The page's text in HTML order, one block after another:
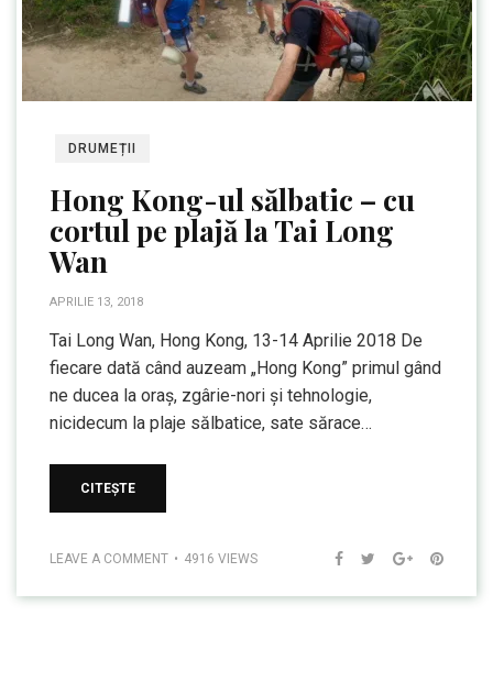
DRUMEȚII
Hong Kong-ul sălbatic – cu
cortul pe plajă la Tai Long
Wan
APRILIE 13, 2018
Tai Long Wan, Hong Kong, 13-14 Aprilie 2018 De
fiecare dată când auzeam „Hong Kong” primul gând
ne ducea la oraș, zgârie-nori și tehnologie,
nicidecum la plaje sălbatice, sate sărace…
CITEȘTE
LEAVE A COMMENT 4916 VIEWS